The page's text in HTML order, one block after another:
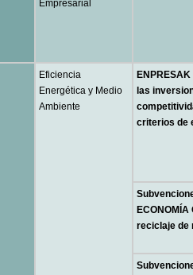
Empresarial
Eficiencia
Energética y Medio
Ambiente
las
criterios de
reciclaje de